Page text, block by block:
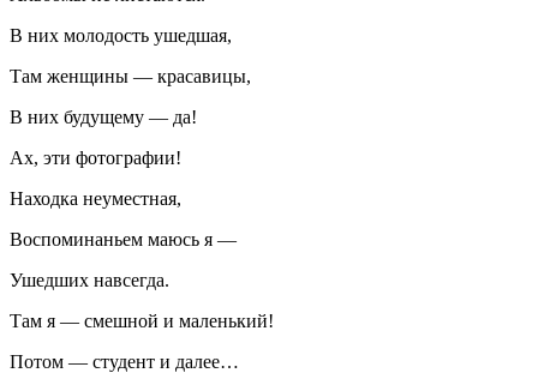
В них молодость ушедшая,
Там женщины — красавицы,
В них будущему — да!
Ах, эти фотографии!
Находка неуместная,
Воспоминаньем маюсь я —
Ушедших навсегда.
Там я — смешной и маленький!
Потом — студент и далее…